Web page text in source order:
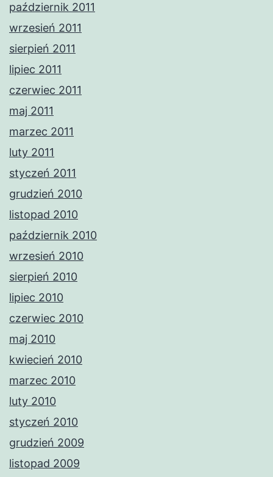
październik 2011
wrzesień 2011
sierpień 2011
lipiec 2011
czerwiec 2011
maj 2011
marzec 2011
luty 2011
styczeń 2011
grudzień 2010
listopad 2010
październik 2010
wrzesień 2010
sierpień 2010
lipiec 2010
czerwiec 2010
maj 2010
kwiecień 2010
marzec 2010
luty 2010
styczeń 2010
grudzień 2009
listopad 2009